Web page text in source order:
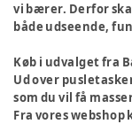
vi bærer. Derfor
både udseende,
Køb i udvalget fra
Ud over
som du vil få
Fra vores